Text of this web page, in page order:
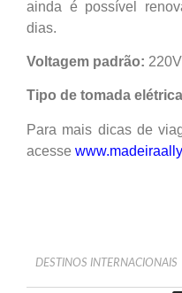
ainda é possível
dias.
Voltagem padrão: 220V
Tipo de tomada
Para mais dicas de
acesse
DESTINOS INTERNACIONAIS